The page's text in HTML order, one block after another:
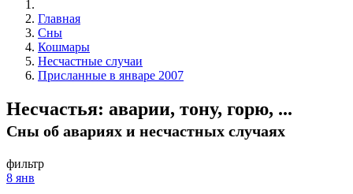
Главная
Сны
Кошмары
Несчастные случаи
Присланные в январе 2007
Несчастья: аварии, тону, горю, ...
Сны об авариях и несчастных случаях
фильтр
8 янв